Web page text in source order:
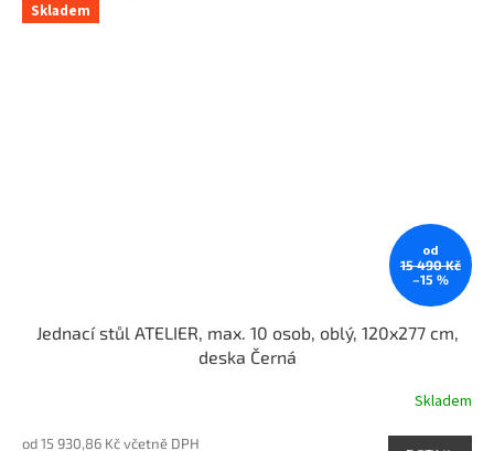
Skladem
od
15 490 Kč
–15 %
Jednací stůl ATELIER, max. 10 osob, oblý, 120x277 cm,
deska Černá
Skladem
od 15 930,86 Kč včetně DPH